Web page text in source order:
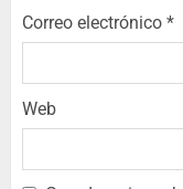
Correo electrónico *
Web